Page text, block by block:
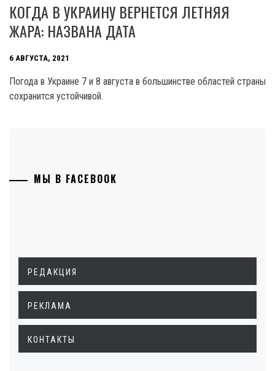
КОГДА В УКРАИНУ ВЕРНЕТСЯ ЛЕТНЯЯ
ЖАРА: НАЗВАНА ДАТА
6 АВГУСТА, 2021
Погода в Украине 7 и 8 августа в большинстве областей страны
сохранится устойчивой.
МЫ В FACEBOOK
РЕДАКЦИЯ
РЕКЛАМА
КОНТАКТЫ